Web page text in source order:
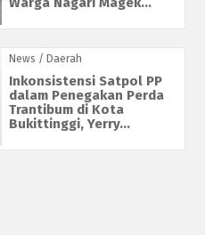
News / Daerah
Inkonsistensi Satpol PP
dalam Penegakan Perda
Trantibum di Kota
Bukittinggi, Yerry...